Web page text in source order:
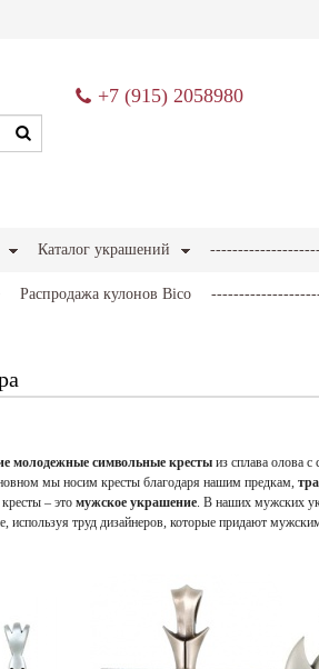
+7 (915) 2058980
Каталог украшений
Распродажа кулонов Bico
молодежные символьные крестыиз сплава олова
мы носим кресты благодаря нашим предкам,
– это мужское украшение. В наших мужских
используя труд дизайнеров, которые придают